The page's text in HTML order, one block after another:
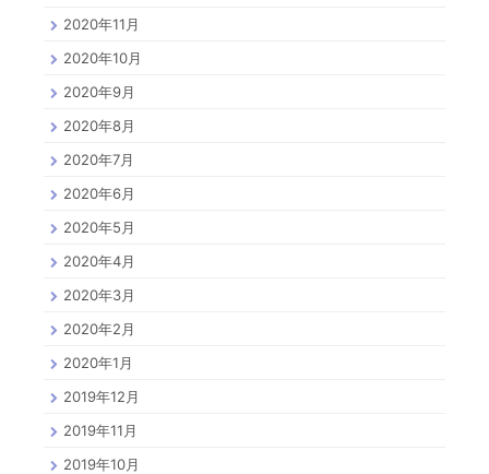
2020年11月
2020年10月
2020年9月
2020年8月
2020年7月
2020年6月
2020年5月
2020年4月
2020年3月
2020年2月
2020年1月
2019年12月
2019年11月
2019年10月